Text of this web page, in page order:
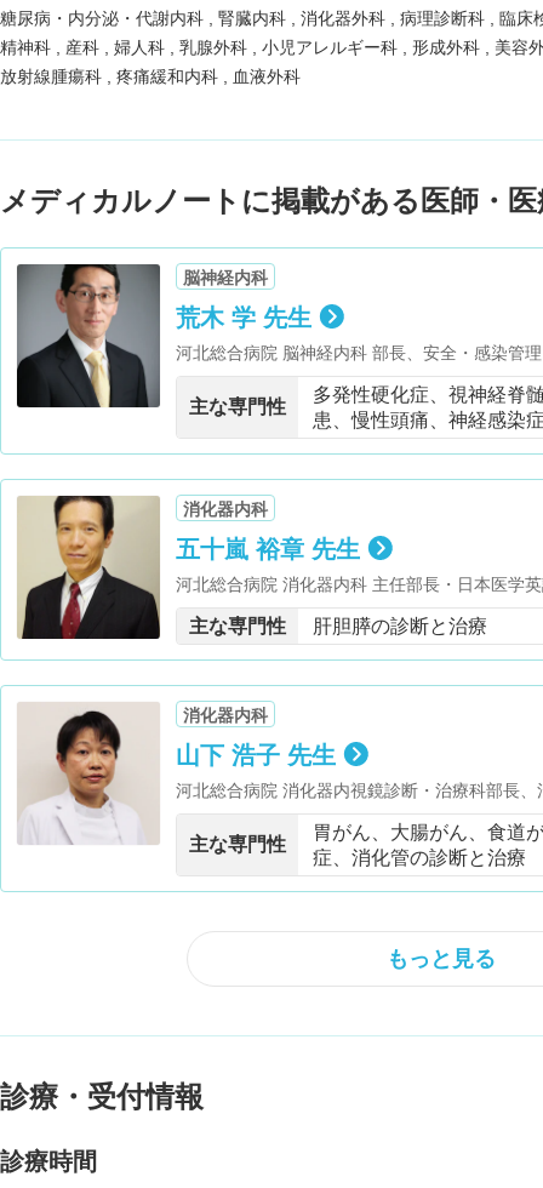
糖尿病・内分泌・代謝内科
腎臓内科 消化器外科 病理診断科
臨床
精神科
産科 婦人科 乳腺外科 小児アレルギー科 形成外科
美容
放射線腫瘍科
疼痛緩和内科 血液外科
メディカルノートに掲載がある医師・
脳神経内科
荒木 学 先生
河北総合病院 脳神経内科 部長、安全・感染管
（肢体、平衡、音声・言語、そしゃく） ・東
科大学医学部 客員教授
主な専門性
多発性硬化症、視神経脊
患、慢性頭痛、神経感染
消化器内科
五十嵐 裕章 先生
河北総合病院 消化器内科 主任部長・日本医学
療クオリティマネジャー ・東京女子医科大学
主な専門性 肝胆膵の診断と治療
消化器内科
山下 浩子 先生
河北総合病院 消化器内視鏡診断・治療科部長
主な専門性
胃がん、大腸がん、食道
症、消化管の診断と治療
もっと見る
診療・受付情報
診療時間